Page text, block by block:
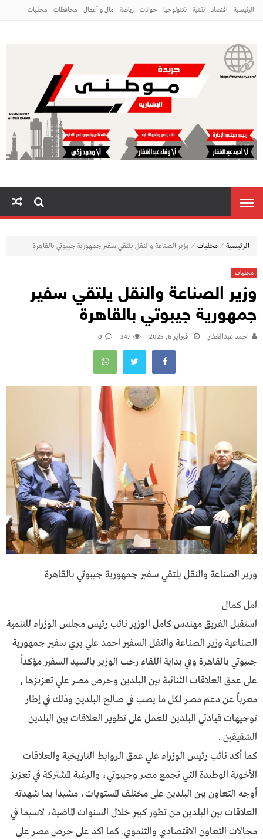
الرئيسية اقتصاد تقنية تكنولوجيا حوادث رياضة مال و أعمال محافظات محليات
الرئيسية ⁄ محليات ⁄ وزير الصناعة والنقل يلتقي سفير جمهورية جيبوتي بالقاهرة
محليات
وزير الصناعة والنقل يلتقي سفير
جمهورية جيبوتي بالقاهرة
احمد عبدالغفار فبراير 6, 2025 347
0
وزير الصناعة والنقل يلتقي سفير جمهورية جيبوتي بالقاهرة
امل كمال
استقبل الفريق مهندس كامل الوزير نائب رئيس مجلس الوزراء للتنمية
الصناعية وزير الصناعة والنقل السفير احمد علي بري سفير جمهورية
جيبوتي بالقاهرة وفي بداية اللقاء رحب الوزير بالسيد السفير مؤكداً
على عمق العلاقات الثنائية بين البلدين وحرص مصر علي تعزيزها ,
معرباً عن دعم مصر لكل ما يصب في صالح البلدين وذلك في إطار
توجيهات قيادتي البلدين للعمل على تطوير العلاقات بين البلدين
الشقيقين .
كما أكد نائب رئيس الوزراء علي عمق الروابط التاريخية والعلاقات
الأخوية الوطيدة التي تجمع مصر وجيبوتي، والرغبة المشتركة في تعزيز
أوجه التعاون بين البلدين على مختلف المستويات، مشيدا بما شهدته
العلاقات بين البلدين من تطور كبير خلال السنوات الماضية، لاسيما في
مجالات التعاون الاقتصادي والتنموي. كما اكد على حرص مصر على